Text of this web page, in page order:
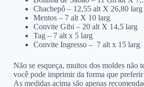
Chachepô – 12,55 alt X 26,80 larg
Mentos – 7 alt X 10 larg
Convite Gibi – 20 alt X 14,5 larg
Tag – 7 alt x 5 larg
Convite Ingresso – 7 alt x 15 larg
Não se esqueça, muitos dos moldes não
você pode imprimir da forma que preferir
As medidas acima são apenas